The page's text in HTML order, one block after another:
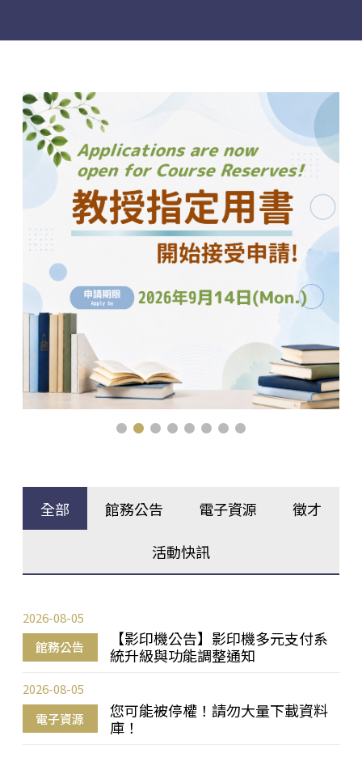
全部 館務公告 電子資源 徵才
活動快訊
館務公告
【影印機公告】影印機多元支付系
統升級與功能調整通知
2026-08-05
電子資源
您可能被停權！請勿大量下載資料
庫！
2026-08-05